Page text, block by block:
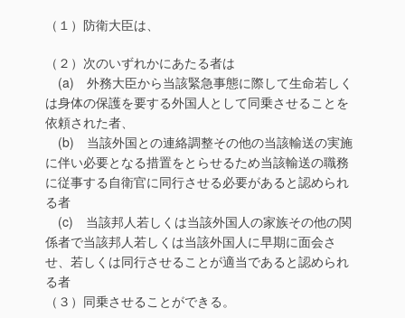
（１）防衛大臣は、
（２）次のいずれかにあたる者は
(a) 外務大臣から当該緊急事態に際して生命若しく
は身体の保護を要する外国人として同乗させることを
依頼された者、
(b) 当該外国との連絡調整その他の当該輸送の実施
に伴い必要となる措置をとらせるため当該輸送の職務
に従事する自衛官に同行させる必要があると認められ
る者
(c) 当該邦人若しくは当該外国人の家族その他の関
係者で当該邦人若しくは当該外国人に早期に面会さ
せ、若しくは同行させることが適当であると認められ
る者
（３）同乗させることができる。